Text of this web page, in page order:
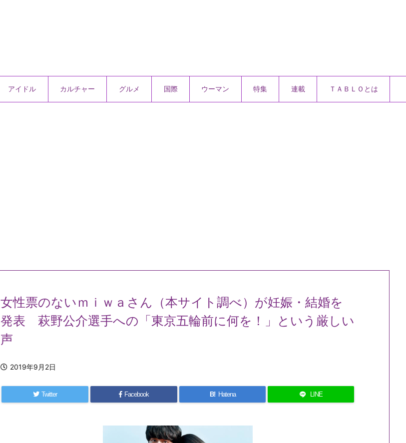
アイドル カルチャー グルメ 国際 ウーマン 特集 連載 ＴＡＢＬＯとは
女性票のないｍｉｗａさん（本サイト調べ）が妊娠・結婚を
発表 萩野公介選手への「東京五輪前に何を！」という厳しい
声
2019年9月2日
Twitter Facebook B! Hatena LINE